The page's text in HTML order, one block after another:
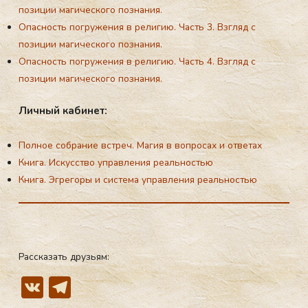
позиции магического познания.
Опасность погружения в религию. Часть 3. Взгляд с
позиции магического познания.
Опасность погружения в религию. Часть 4. Взгляд с
позиции магического познания.
Лич­ный ка­би­нет:
Полное собрание встреч. Магия в вопросах и ответах
Книга. Искусство управления реальностью
Книга. Эгрегоры и система управления реальностью
Рассказать друзьям:
V T